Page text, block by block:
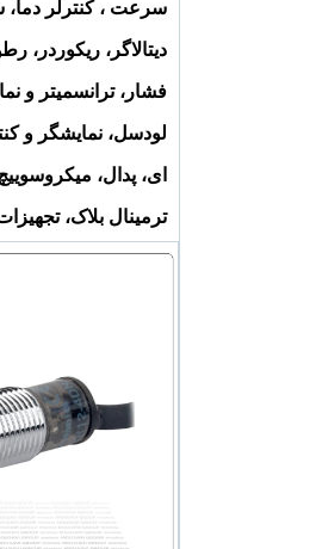
سرعت ، کنترلر دما،
دیتالاگر، ریکوردر،
فشار، ترانسمیتر و
لودسل، نمایشگر و
ای، پدال،
ترمینال بلاک،